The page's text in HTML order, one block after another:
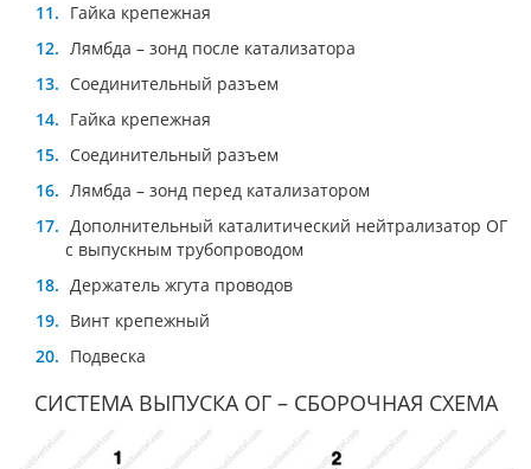
Гайка крепежная
Лямбда – зонд после катализатора
Соединительный разъем
Гайка крепежная
Соединительный разъем
Лямбда – зонд перед катализатором
Дополнительный каталитический нейтрализатор ОГ
с выпускным трубопроводом
Держатель жгута проводов
Винт крепежный
Подвеска
СИСТЕМА ВЫПУСКА ОГ – СБОРОЧНАЯ СХЕМА